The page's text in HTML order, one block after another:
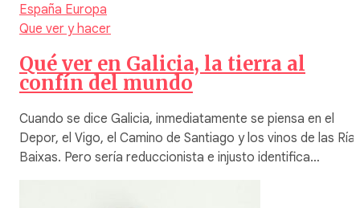
España Europa
Que ver y hacer
Qué ver en Galicia, la tierra al
confín del mundo
Cuando se dice Galicia, inmediatamente se piensa en el
Depor, el Vigo, el Camino de Santiago y los vinos de las
Baixas. Pero sería reduccionista e injusto identifica…